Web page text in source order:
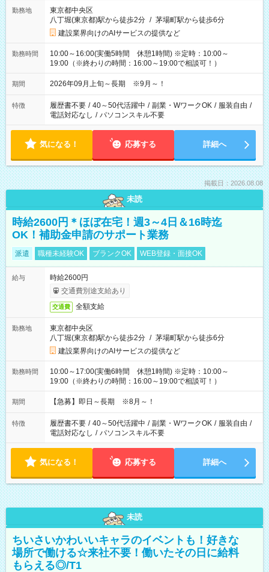
勤務地
東京都中央区
八丁堀(東京都)駅から徒歩2分 / 茅場町駅から徒歩6分
建設業界向けのAIサービスの提供など
勤務時間
10:00～16:00(実働5時間 休憩1時間) ※定時：10:00～
19:00（※終わりの時間：16:00～19:00で相談可！）
期間 2026年09月上旬～長期 ※9月～！
特徴 履歴書不要 / 40～50代活躍中 / 副業・WワークOK / 服装自由 /
電話対応なし / パソコンスキル不要
気になる！ 応募する 詳細へ
掲載日：2026.08.08
未読
時給2600円＊ほぼ在宅！週3～4日＆16時迄
OK！補助金申請のサポート業務
派遣 職種未経験OK ブランクOK WEB登録・面接OK
給与
時給2600円
交通費別途支給あり
交通費 全額支給
勤務地
東京都中央区
八丁堀(東京都)駅から徒歩2分 / 茅場町駅から徒歩6分
建設業界向けのAIサービスの提供など
勤務時間
10:00～17:00(実働6時間 休憩1時間) ※定時：10:00～
19:00（※終わりの時間：16:00～19:00で相談可！）
期間 【急募】即日～長期 ※8月～！
特徴 履歴書不要 / 40～50代活躍中 / 副業・WワークOK / 服装自由 /
電話対応なし / パソコンスキル不要
気になる！ 応募する 詳細へ
未読
ちいさいかわいいキャラのイベントも！好きな
場所で働ける☆来社不要！働いたその日に給料
もらえる◎/T1